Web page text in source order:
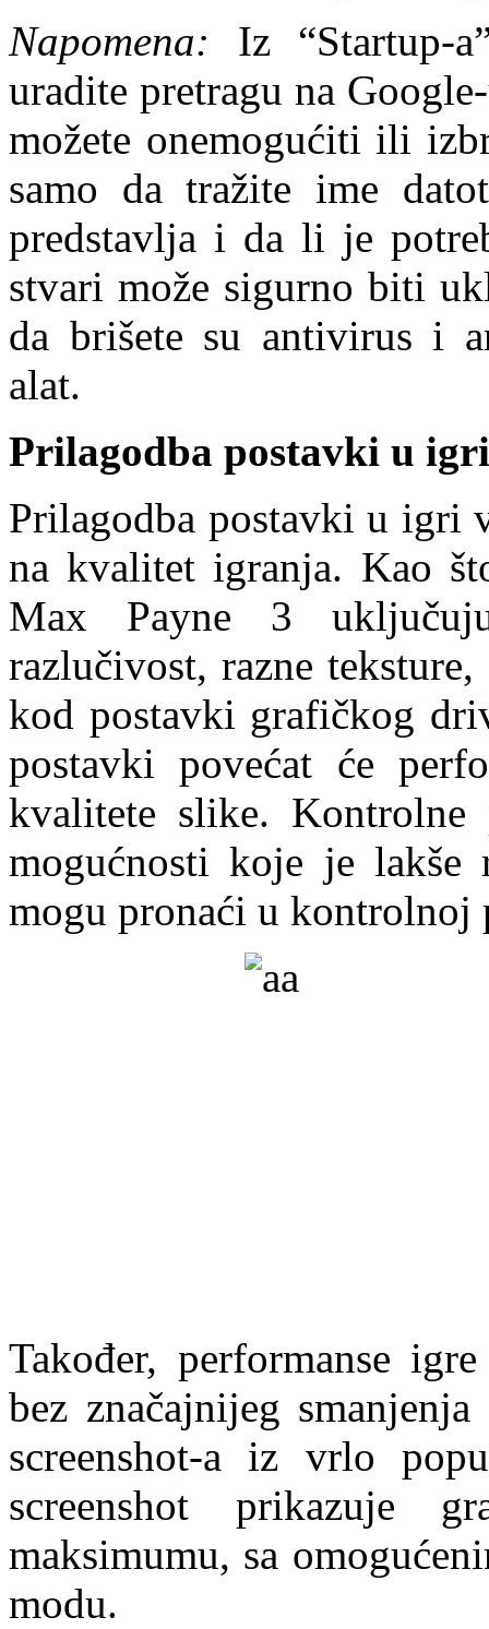
Napomena: Iz “Startup-
uradite pretragu na
možete onemogućiti ili
samo da tražite ime
predstavlja i da li je
stvari može sigurno biti
da brišete su antivirus i
alat.
Prilagodba postavki u igri
Prilagodba postavki u igri
na kvalitet igranja. Kao
Max Payne 3
razlučivost, razne
kod postavki grafičkog
postavki povećat će
kvalitete slike.
mogućnosti koje je lakše
mogu pronaći u
Također, performanse
bez značajnijeg
screenshot-a iz vrlo
screenshot prikazuje
maksimumu, sa
modu.